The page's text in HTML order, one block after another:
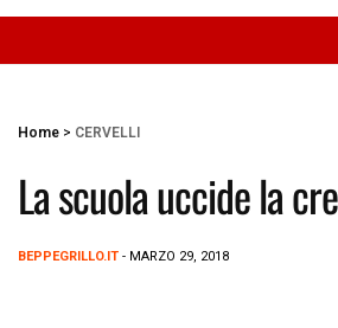
Home > CERVELLI
La scuola uccide la
BEPPEGRILLO.IT - MARZO 29, 2018